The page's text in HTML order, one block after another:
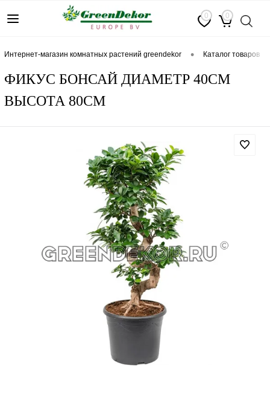
0 0
интернет-магазин комнатных растений greendekor • каталог товаров
ФИКУС БОНСАЙ ДИАМЕТР 40СМ
ВЫСОТА 80СМ